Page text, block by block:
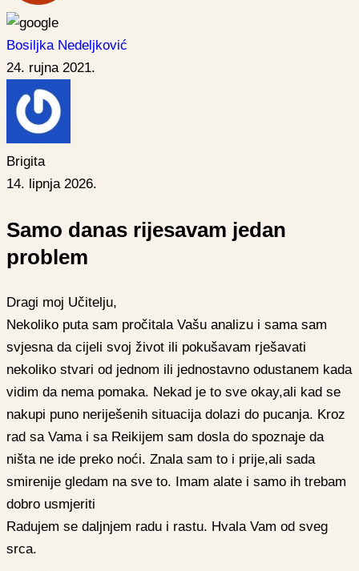
Bosiljka Nedeljković
24. rujna 2021.
Brigita
14. lipnja 2026.
Samo danas rijesavam jedan
problem
Dragi moj Učitelju,
Nekoliko puta sam pročitala Vašu analizu i sama sam
svjesna da cijeli svoj život ili pokušavam rješavati
nekoliko stvari od jednom ili jednostavno odustanem kada
vidim da nema pomaka. Nekad je to sve okay,ali kad se
nakupi puno neriješenih situacija dolazi do pucanja. Kroz
rad sa Vama i sa Reikijem sam dosla do spoznaje da
ništa ne ide preko noći. Znala sam to i prije,ali sada
smirenije gledam na sve to. Imam alate i samo ih trebam
dobro usmjeriti
Radujem se daljnjem radu i rastu. Hvala Vam od sveg
srca.